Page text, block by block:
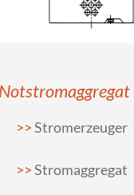
Notstromaggregat
Stromerzeuger
Stromaggregat